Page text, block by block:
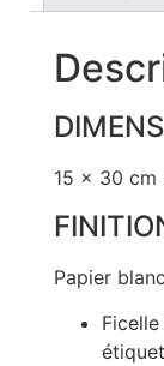
15 x 30 cm
Papier